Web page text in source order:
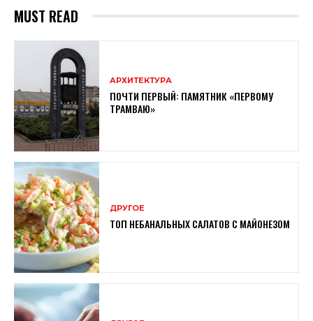
MUST READ
АРХИТЕКТУРА
ПОЧТИ ПЕРВЫЙ: ПАМЯТНИК «ПЕРВОМУ
ТРАМВАЮ»
ДРУГОЕ
ТОП НЕБАНАЛЬНЫХ САЛАТОВ С МАЙОНЕЗОМ